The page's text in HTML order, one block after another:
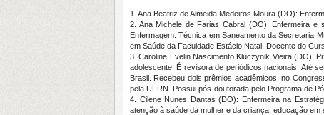
1. Ana Beatriz de Almeida Medeiros Moura (DO):
2. Ana Michele de Farias Cabral (DO): Enfermeira e
Enfermagem. Técnica em Saneamento da Secretaria
em Saúde da Faculdade Estácio Natal. Docente do
3. Caroline Evelin Nascimento Kluczynik Vieira (DO):
adolescente. É revisora de periódicos nacionais. Até
Brasil. Recebeu dois prêmios acadêmicos: no
pela UFRN. Possui pós-doutorada pelo Programa de
4. Cilene Nunes Dantas (DO): Enfermeira na
atenção à saúde da mulher e da criança, educação em